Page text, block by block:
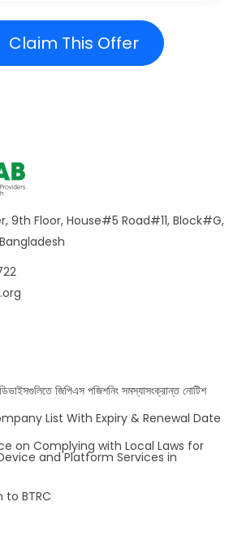
Claim This Offer
9th Floor, House#5 Road#11, Block#G,
জিপিএস পজিশনিং সমস্যাসংক্রান্ত নোটিশ
List With Expiry & Renewal Date
on Complying with Local Laws for
and Platform Services in
BTRC